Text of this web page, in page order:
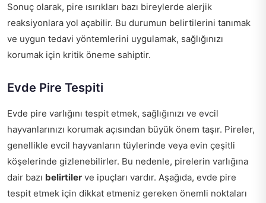
Sonuç olarak, pire ısırıkları bazı bireylerde alerjik
reaksiyonlara yol açabilir. Bu durumun belirtilerini tanımak
ve uygun tedavi yöntemlerini uygulamak, sağlığınızı
korumak için kritik öneme sahiptir.
Evde Pire Tespiti
Evde pire varlığını tespit etmek, sağlığınızı ve evcil
hayvanlarınızı korumak açısından büyük önem taşır. Pireler,
genellikle evcil hayvanların tüylerinde veya evin çeşitli
köşelerinde gizlenebilirler. Bu nedenle, pirelerin varlığına
dair bazı belirtiler ve ipuçları vardır. Aşağıda, evde pire
tespit etmek için dikkat etmeniz gereken önemli noktaları